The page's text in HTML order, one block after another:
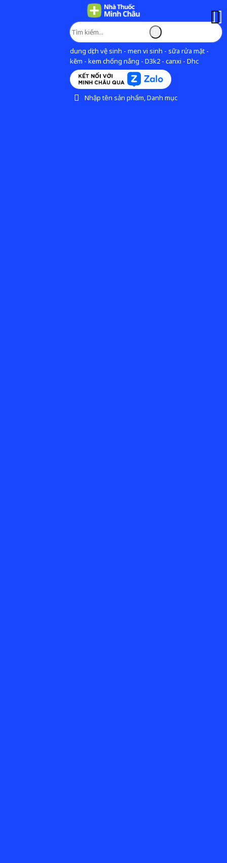
dung dịch vệ sinh - men vi sinh - sữa rửa mặt -
kẽm - kem chống nắng - D3k2 - canxi - Dhc
Nhập tên sản phẩm, Danh mục